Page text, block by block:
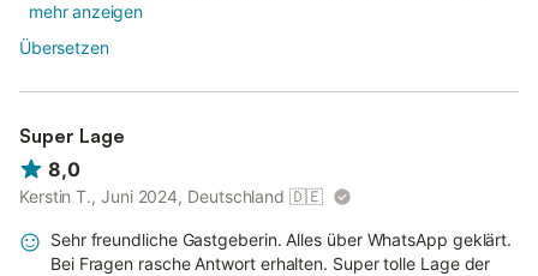
mehr anzeigen
Übersetzen
Super Lage
8,0
Kerstin T., Juni 2024, Deutschland 🇩🇪
Sehr freundliche Gastgeberin. Alles über WhatsApp geklärt.
Bei Fragen rasche Antwort erhalten. Super tolle Lage der